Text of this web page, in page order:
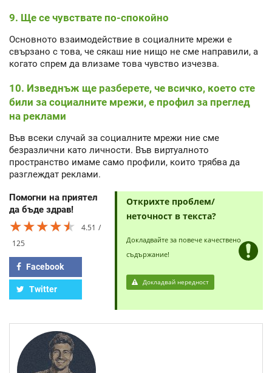
9. Ще се чувствате по-спокойно
Основното взаимодействие в социалните мрежи е
свързано с това, че сякаш ние нищо не сме направили, а
когато спрем да влизаме това чувство изчезва.
10. Изведнъж ще разберете, че всичко, което сте
били за социалните мрежи, е профил за преглед
на реклами
Във всеки случай за социалните мрежи ние сме
безразлични като личности. Във виртуалното
пространство имаме само профили, които трябва да
разглеждат реклами.
Помогни на приятел
да бъде здрав!
★★★★★
★★★★★
★★★★★
4.51
125
Facebook
Twitter
Открихте проблем/
неточност в текста?
Докладвайте за повече качествено
съдържание!
Докладвай нередност